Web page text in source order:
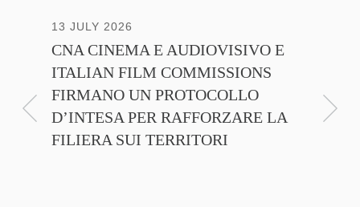
13 JULY 2026
CNA CINEMA E AUDIOVISIVO E
ITALIAN FILM COMMISSIONS
FIRMANO UN PROTOCOLLO
D’INTESA PER RAFFORZARE LA
FILIERA SUI TERRITORI